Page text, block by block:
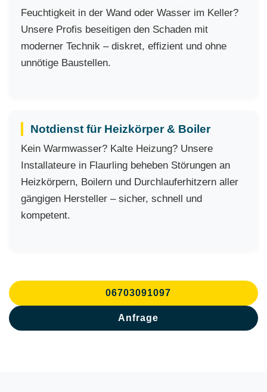
Feuchtigkeit in der Wand oder Wasser im Keller?
Unsere Profis beseitigen den Schaden mit
moderner Technik – diskret, effizient und ohne
unnötige Baustellen.
Notdienst für Heizkörper & Boiler
Kein Warmwasser? Kalte Heizung? Unsere
Installateure in Flaurling beheben Störungen an
Heizkörpern, Boilern und Durchlauferhitzern aller
gängigen Hersteller – sicher, schnell und
kompetent.
06703091097
Anfrage